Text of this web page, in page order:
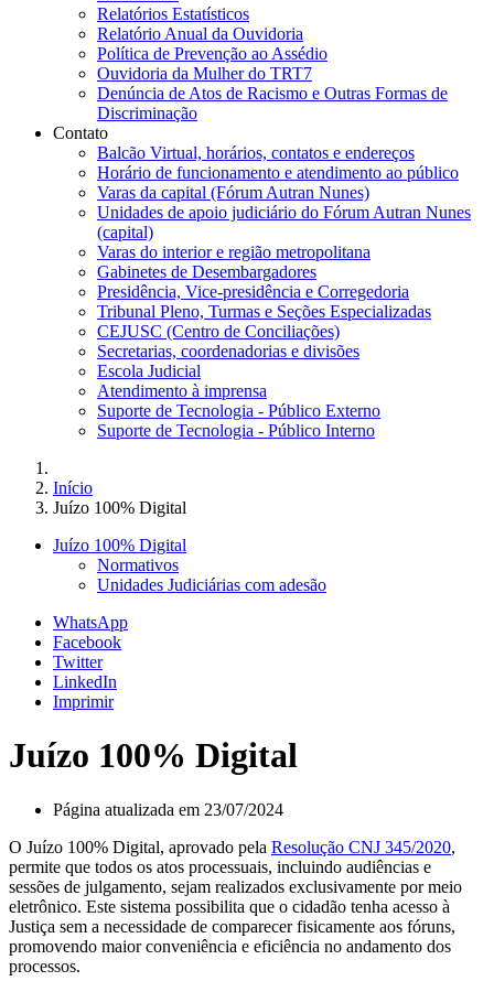
Relatórios Estatísticos
Relatório Anual da Ouvidoria
Política de Prevenção ao Assédio
Ouvidoria da Mulher do TRT7
Denúncia de Atos de Racismo e Outras Formas de
Discriminação
Contato
Balcão Virtual, horários, contatos e endereços
Horário de funcionamento e atendimento ao público
Varas da capital (Fórum Autran Nunes)
Unidades de apoio judiciário do Fórum Autran Nunes
(capital)
Varas do interior e região metropolitana
Gabinetes de Desembargadores
Presidência, Vice-presidência e Corregedoria
Tribunal Pleno, Turmas e Seções Especializadas
CEJUSC (Centro de Conciliações)
Secretarias, coordenadorias e divisões
Escola Judicial
Atendimento à imprensa
Suporte de Tecnologia - Público Externo
Suporte de Tecnologia - Público Interno
Início
Juízo 100% Digital
Juízo 100% Digital
Normativos
Unidades Judiciárias com adesão
WhatsApp
Facebook
Twitter
LinkedIn
Imprimir
Juízo 100% Digital
Página atualizada em 23/07/2024
O Juízo 100% Digital, aprovado pela Resolução CNJ 345/2020,
permite que todos os atos processuais, incluindo audiências e
sessões de julgamento, sejam realizados exclusivamente por meio
eletrônico. Este sistema possibilita que o cidadão tenha acesso à
Justiça sem a necessidade de comparecer fisicamente aos fóruns,
promovendo maior conveniência e eficiência no andamento dos
processos.